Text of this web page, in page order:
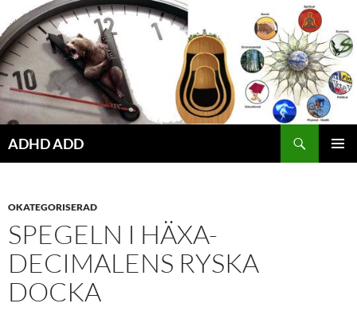
Hoppa
till
innehåll
ADHD ADD
OKATEGORISERAD
SPEGELN I HÄXA-
DECIMALENS RYSKA
DOCKA